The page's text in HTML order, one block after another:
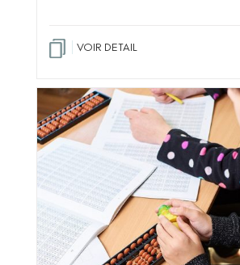
VOIR DETAIL